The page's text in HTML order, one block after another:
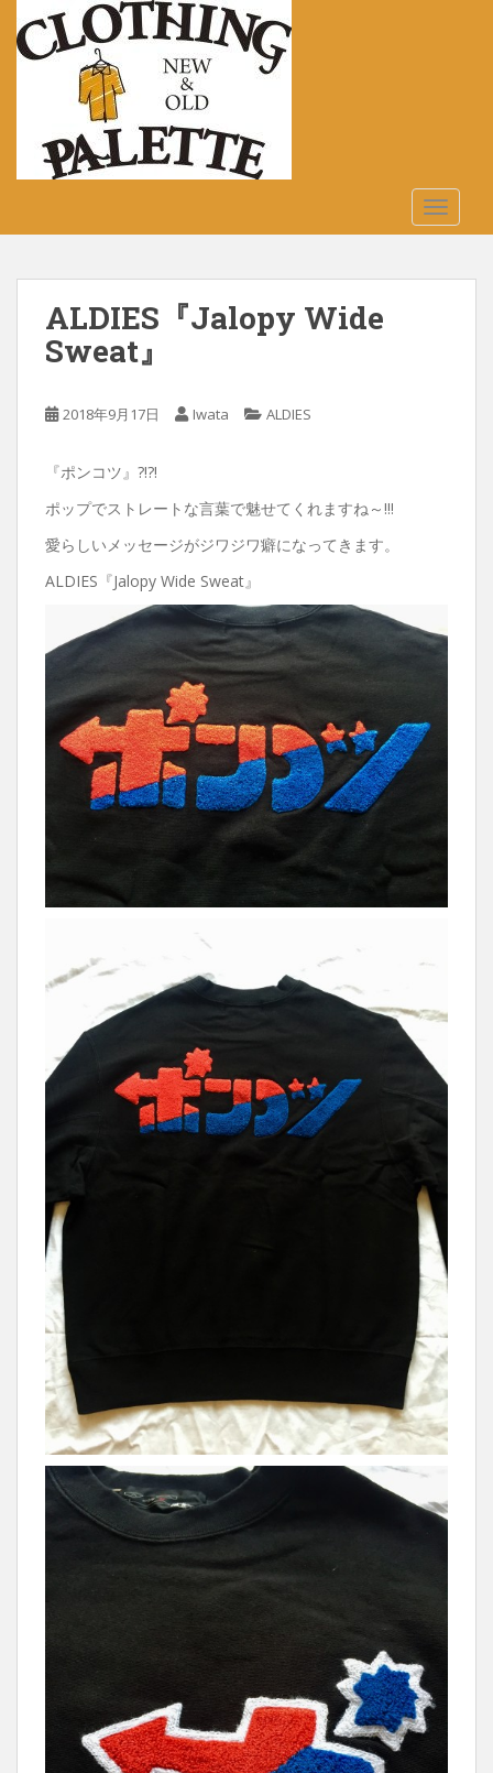
n
ALDIES『Jalopy Wide
Sweat』
2018年9月17日 Iwata ALDIES
『ポンコツ』?!?!
ポップでストレートな言葉で魅せてくれますね～!!!
愛らしいメッセージがジワジワ癖になってきます。
ALDIES『Jalopy Wide Sweat』